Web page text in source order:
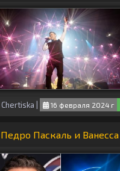
Chertiska 16 февраля 2024 г
Педро Паскаль и